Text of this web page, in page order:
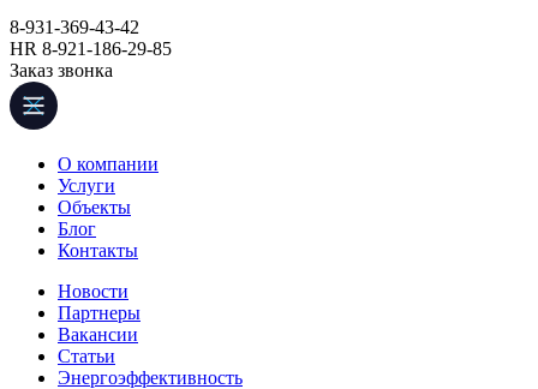
8-931-369-43-42
HR 8-921-186-29-85
Заказ звонка
О компании
Услуги
Объекты
Блог
Контакты
Новости
Партнеры
Вакансии
Статьи
Энергоэффективность